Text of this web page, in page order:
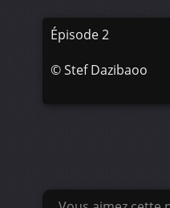
Épisode 2
©Stef Dazibaoo